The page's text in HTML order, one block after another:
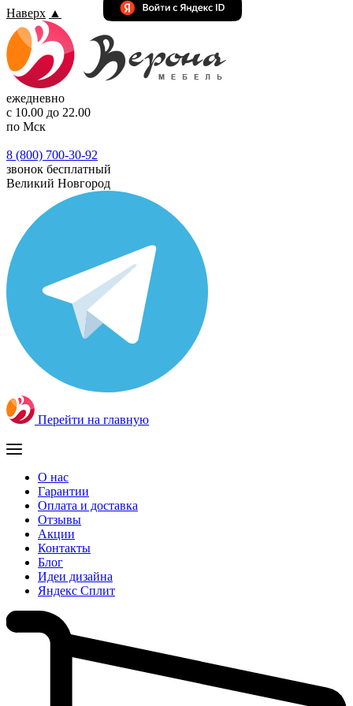
Наверх ▲
ежедневно
с 10.00 до 22.00
по Мск
8 (800) 700-30-92
звонок бесплатный
Великий Новгород
Перейти на главную
О нас
Гарантии
Оплата и доставка
Отзывы
Акции
Контакты
Блог
Идеи дизайна
Яндекс Сплит